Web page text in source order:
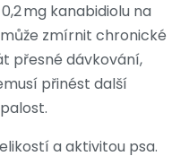
mg kanabidiolu na
zmírnit chronické
přesné dávkování,
přinést další
a aktivitou psa.